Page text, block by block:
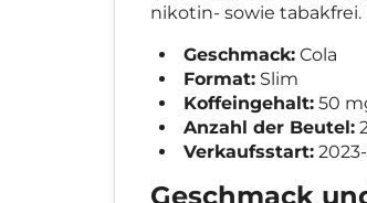
nikotin- sowie
Geschmack: Cola
Format: Slim
Koffeingehalt: 50
Anzahl der Beutel:
Verkaufsstart: 2023-
Geschmack